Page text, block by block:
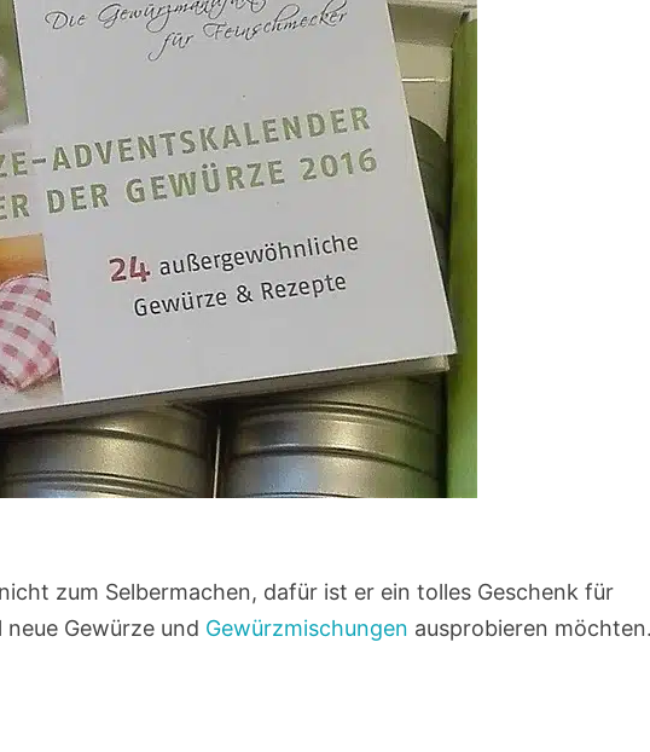
zum Selbermachen, dafür ist er ein tolles Geschenk für
Gewürze und Gewürzmischungen ausprobieren möchten.